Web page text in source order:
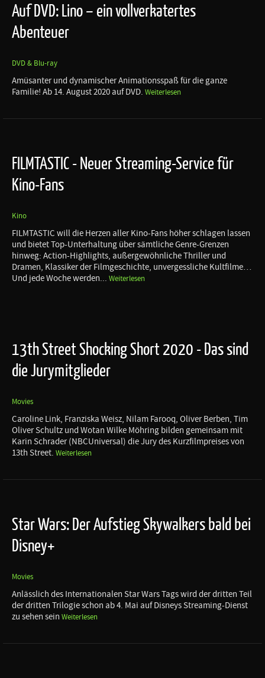
Auf DVD: Lino – ein vollverkatertes
Abenteuer
DVD & Blu-ray
Amüsanter und dynamischer Animationsspaß für die ganze
Familie! Ab 14. August 2020 auf DVD. Weiterlesen
FILMTASTIC - Neuer Streaming-Service für
Kino-Fans
Kino
FILMTASTIC will die Herzen aller Kino-Fans höher schlagen lassen
und bietet Top-Unterhaltung über sämtliche Genre-Grenzen
hinweg: Action-Highlights, außergewöhnliche Thriller und
Dramen, Klassiker der Filmgeschichte, unvergessliche Kultfilme…
Und jede Woche werden... Weiterlesen
13th Street Shocking Short 2020 - Das sind
die Jurymitglieder
Movies
Caroline Link, Franziska Weisz, Nilam Farooq, Oliver Berben, Tim
Oliver Schultz und Wotan Wilke Möhring bilden gemeinsam mit
Karin Schrader (NBCUniversal) die Jury des Kurzfilmpreises von
13th Street. Weiterlesen
Star Wars: Der Aufstieg Skywalkers bald bei
Disney+
Movies
Anlässlich des Internationalen Star Wars Tags wird der dritten Teil
der dritten Trilogie schon ab 4. Mai auf Disneys Streaming-Dienst
zu sehen sein Weiterlesen